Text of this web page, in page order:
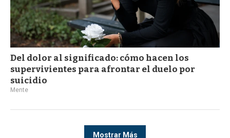
Del dolor al significado: cómo hacen los
supervivientes para afrontar el duelo por
suicidio
Mente
Mostrar Más